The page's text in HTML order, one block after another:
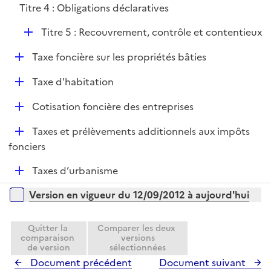
Titre 4 : Obligations déclaratives
D
p
l
i
e
Titre 5 : Recouvrement, contrôle et contentieux
D
r
Taxe foncière sur les propriétés bâties
D
e
Taxe d'habitation
D
l
r
Cotisation foncière des entreprises
D
é
e
r
Taxes et prélèvements additionnels aux impôts
fonciers
D
é
p
e
r
Taxes d’urbanisme
Versions sur la période
Version en vigueur du 12/09/2012 à aujourd'hui
Quitter la
comparaison
de version
Comparer les deux
versions
sélectionnées
Document précédent Document suivant